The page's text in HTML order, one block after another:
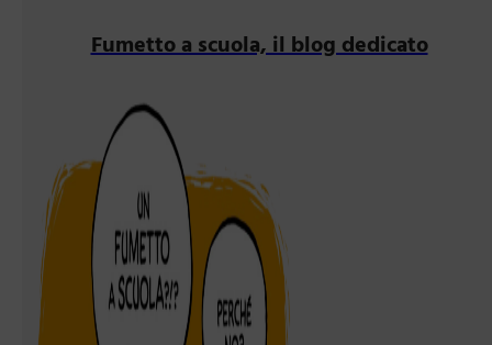
Fumetto a scuola, il blog dedicato